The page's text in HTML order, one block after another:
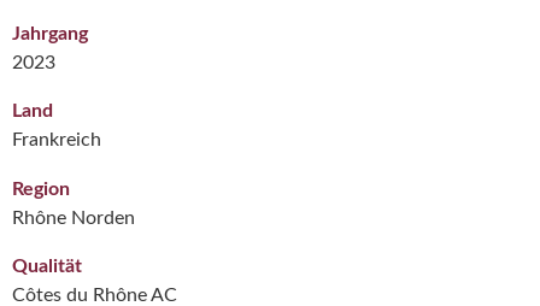
Jahrgang
2023
Land
Frankreich
Region
Rhône Norden
Qualität
Côtes du Rhône AC